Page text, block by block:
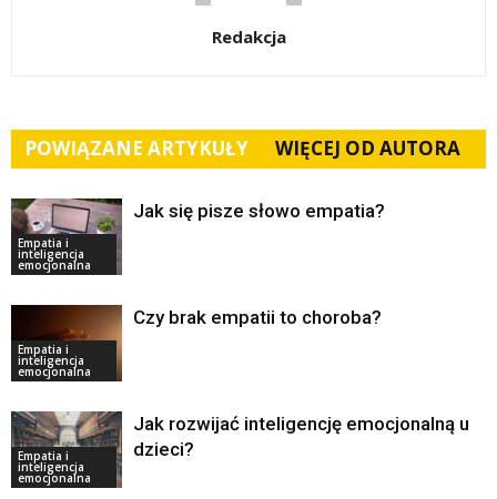
Redakcja
POWIĄZANE ARTYKUŁY WIĘCEJ OD AUTORA
Empatia i
inteligencja
emocjonalna
Jak się pisze słowo empatia?
Empatia i
inteligencja
emocjonalna
Czy brak empatii to choroba?
Empatia i
inteligencja
emocjonalna
Jak rozwijać inteligencję emocjonalną u
dzieci?